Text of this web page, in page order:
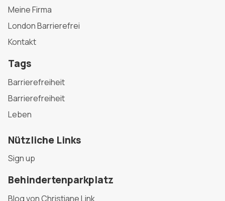
Meine Firma
London Barrierefrei
Kontakt
Tags
Barrierefreiheit
Barrierefreiheit
Leben
Nützliche Links
Sign up
Behindertenparkplatz
Blog von Christiane Link